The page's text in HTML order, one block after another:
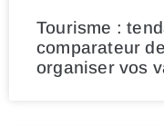
Tourisme :
comparateur
organiser vos